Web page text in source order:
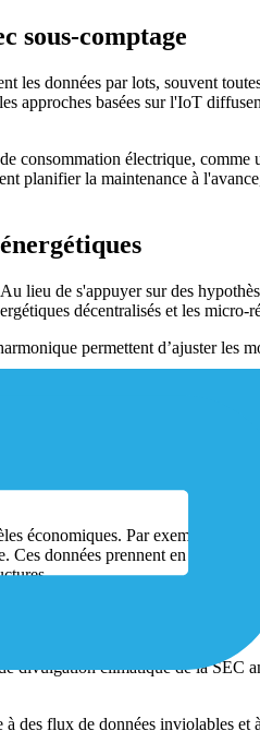
sous-comptage
les données par lots, souvent
approches basées sur l'IoT
consommation électrique,
planifier la maintenance à
lieu de s'appuyer sur des
décentralisés et les
permettent d’ajuster les
des lignes de production, fournit
permet également une
économiques. Par exemple, les
données prennent en charge
conformité
climatique de la SEC
des flux de données inviolables